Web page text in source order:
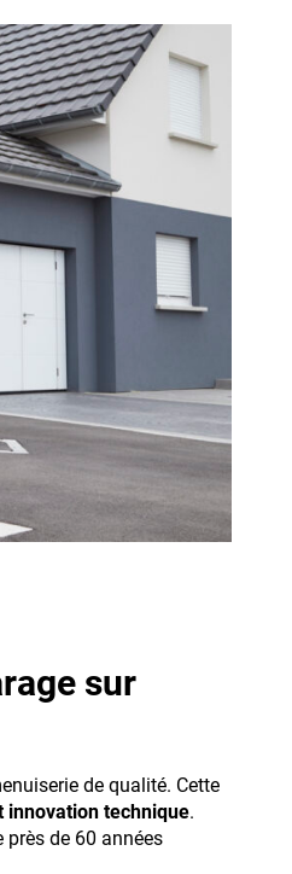
sur
de qualité. Cette
technique.
près de 60 années